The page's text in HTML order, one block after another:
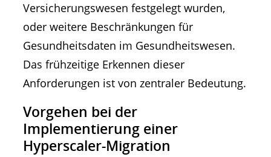
Versicherungswesen festgelegt wurden,
oder weitere Beschränkungen für
Gesundheitsdaten im Gesundheitswesen.
Das frühzeitige Erkennen dieser
Anforderungen ist von zentraler Bedeutung.
Vorgehen bei der
Implementierung einer
Hyperscaler-Migration